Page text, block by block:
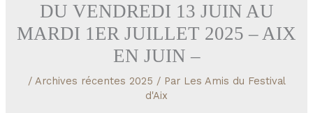
DU VENDREDI 13 JUIN AU
MARDI 1ER JUILLET 2025 – AIX
EN JUIN –
/ Archives récentes 2025 / Par Les Amis du Festival
d'Aix